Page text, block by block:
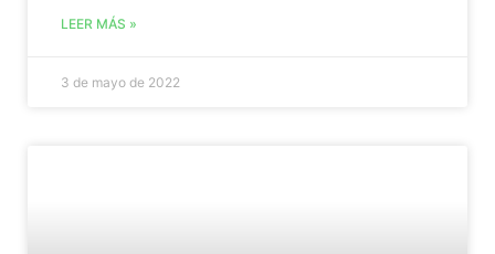
LEER MÁS »
3 de mayo de 2022